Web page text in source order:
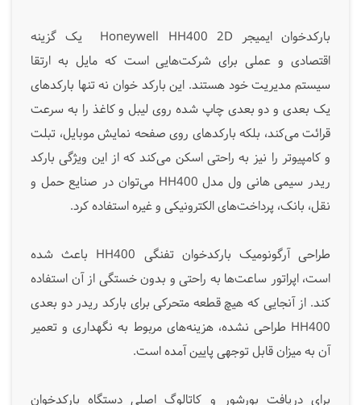
بارکدخوان ایمیجر Honeywell HH400 2D یک گزینه
اقتصادی و عملی برای شرکت‌هایی است که مایل به ارتقا
سیستم مدیریت خود هستند. این بارکد خوان نه تنها بارکدهای
یک بعدی و دو بعدی چاپ شده روی لیبل و کاغذ را به سرعت
قرائت می‌کند، بلکه بارکدهای روی صفحه نمایش موبایل، تبلت
و کامپیوتر را نیز به راحتی اسکن می‌کند که از این ویژگی بارکد
ریدر سیمی هانی ول مدل HH400 می‌توان در صنایع حمل و
نقل، بانک، پرداخت‌های الکترونیکی و غیره استفاده کرد.
طراحی آرگونومیک بارکدخوان تفنگی HH400 باعث شده
است، اپراتور ساعت‌ها به راحتی و بدون خستگی از آن استفاده
کند. از آنجایی که هیچ قطعه متحرکی برای بارکد ریدر دو بعدی
HH400 طراحی نشده، هزینه‌های مربوط به نگهداری و تعمیر
آن به میزان قابل توجهی پایین آمده است.
برای دریافت بورشور و کاتالوگ اصلی دستگاه بارکدخوان